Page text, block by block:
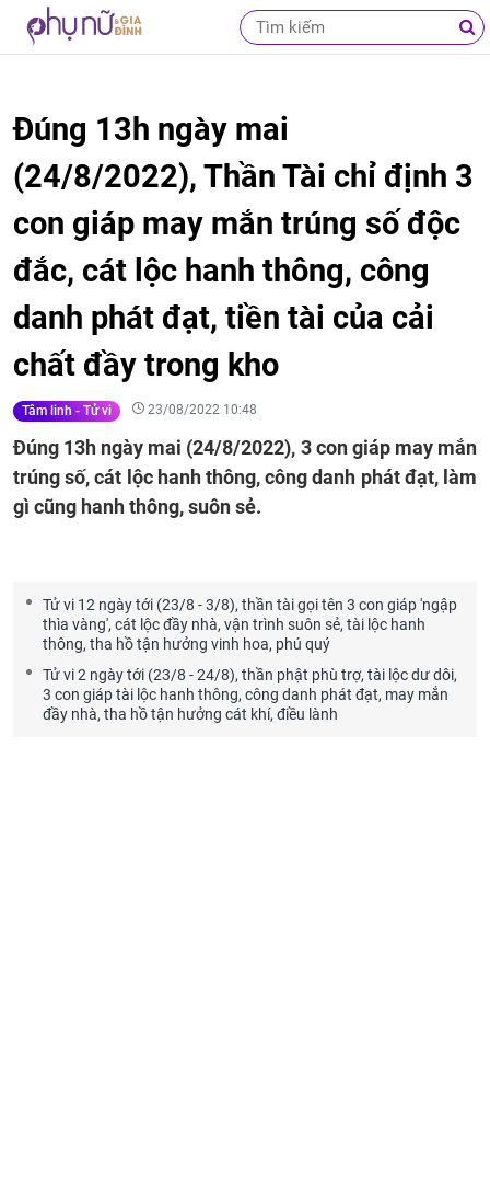
Đúng 13h ngày mai
(24/8/2022), Thần Tài chỉ định 3
con giáp may mắn trúng số độc
đắc, cát lộc hanh thông, công
danh phát đạt, tiền tài của cải
chất đầy trong kho
Tâm linh - Tử vi 23/08/2022 10:48
Đúng 13h ngày mai (24/8/2022), 3 con giáp may mắn
trúng số, cát lộc hanh thông, công danh phát đạt, làm
gì cũng hanh thông, suôn sẻ.
Tử vi 12 ngày tới (23/8 - 3/8), thần tài gọi tên 3 con giáp 'ngập
thìa vàng', cát lộc đầy nhà, vận trình suôn sẻ, tài lộc hanh
thông, tha hồ tận hưởng vinh hoa, phú quý
Tử vi 2 ngày tới (23/8 - 24/8), thần phật phù trợ, tài lộc dư dôi,
3 con giáp tài lộc hanh thông, công danh phát đạt, may mắn
đầy nhà, tha hồ tận hưởng cát khí, điều lành